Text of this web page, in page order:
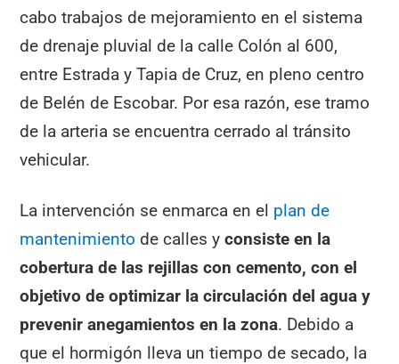
cabo trabajos de mejoramiento en el sistema
de drenaje pluvial de la calle Colón al 600,
entre Estrada y Tapia de Cruz, en pleno centro
de Belén de Escobar. Por esa razón, ese tramo
de la arteria se encuentra cerrado al tránsito
vehicular.
La intervención se enmarca en el plan de
mantenimiento de calles yconsiste en la
cobertura de las rejillas con cemento, con el
objetivo de optimizar la circulación del agua y
prevenir anegamientos en la zona. Debido a
que el hormigón lleva un tiempo de secado, la